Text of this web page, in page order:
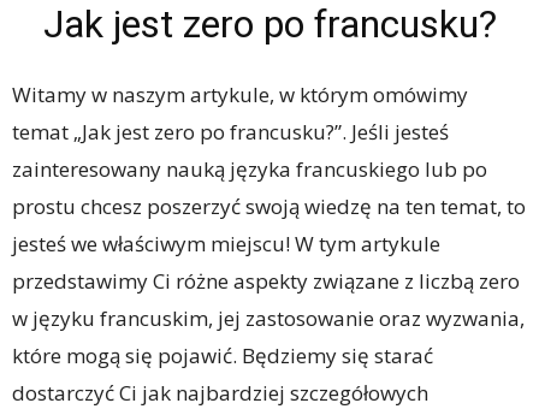
Jak jest zero po francusku?
Witamy w naszym artykule, w którym omówimy
temat „Jak jest zero po francusku?”. Jeśli jesteś
zainteresowany nauką języka francuskiego lub po
prostu chcesz poszerzyć swoją wiedzę na ten temat, to
jesteś we właściwym miejscu! W tym artykule
przedstawimy Ci różne aspekty związane z liczbą zero
w języku francuskim, jej zastosowanie oraz wyzwania,
które mogą się pojawić. Będziemy się starać
dostarczyć Ci jak najbardziej szczegółowych